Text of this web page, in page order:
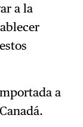
a la
a